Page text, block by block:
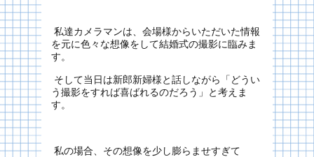
私達カメラマンは、会場様からいただいた情報
を元に色々な想像をして結婚式の撮影に臨みま
す。
そして当日は新郎新婦様と話しながら「どうい
う撮影をすれば喜ばれるのだろう」と考えま
す。
私の場合、その想像を少し膨らませすぎて